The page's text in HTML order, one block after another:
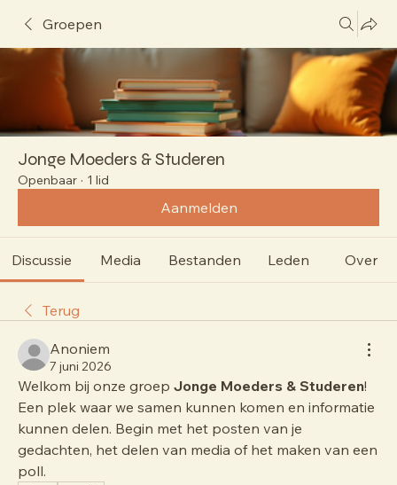
Groepen
Jonge Moeders & Studeren
Openbaar · 1 lid
Aanmelden
Discussie Media Bestanden Leden Over
Terug
Anoniem
7 juni 2026
Welkom bij onze groep Jonge Moeders & Studeren!
Een plek waar we samen kunnen komen en informatie
kunnen delen. Begin met het posten van je
gedachten, het delen van media of het maken van een
poll.